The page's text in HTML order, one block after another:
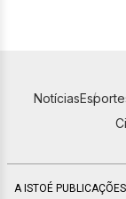
Notícias
A ISTOÉ